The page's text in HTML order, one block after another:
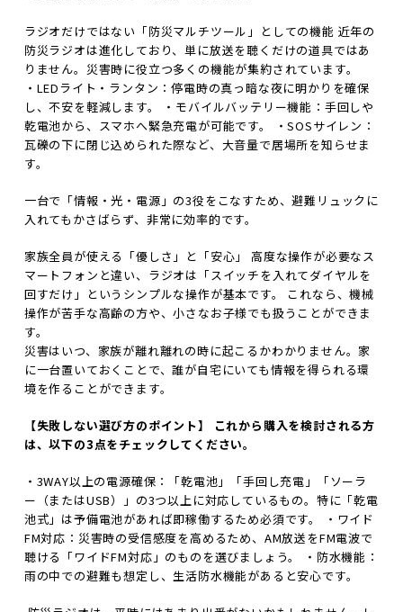
ラジオだけではない「防災マルチツール」としての機能 近年の
防災ラジオは進化しており、単に放送を聴くだけの道具ではあ
りません。災害時に役立つ多くの機能が集約されています。
・LEDライト・ランタン：停電時の真っ暗な夜に明かりを確保
し、不安を軽減します。 ・モバイルバッテリー機能：手回しや
乾電池から、スマホへ緊急充電が可能です。 ・SOSサイレン：
瓦礫の下に閉じ込められた際など、大音量で居場所を知らせま
す。
一台で「情報・光・電源」の3役をこなすため、避難リュックに
入れてもかさばらず、非常に効率的です。
家族全員が使える「優しさ」と「安心」 高度な操作が必要なス
マートフォンと違い、ラジオは「スイッチを入れてダイヤルを
回すだけ」というシンプルな操作が基本です。 これなら、機械
操作が苦手な高齢の方や、小さなお子様でも扱うことができま
す。
災害はいつ、家族が離れ離れの時に起こるかわかりません。家
に一台置いておくことで、誰が自宅にいても情報を得られる環
境を作ることができます。
【失敗しない選び方のポイント】 これから購入を検討される方
は、以下の3点をチェックしてください。
・3WAY以上の電源確保：「乾電池」「手回し充電」「ソーラ
ー（またはUSB）」の3つ以上に対応しているもの。特に「乾電
池式」は予備電池があれば即稼働するため必須です。 ・ワイド
FM対応：災害時の受信感度を高めるため、AM放送をFM電波で
聴ける「ワイドFM対応」のものを選びましょう。 ・防水機能：
雨の中での避難も想定し、生活防水機能があると安心です。